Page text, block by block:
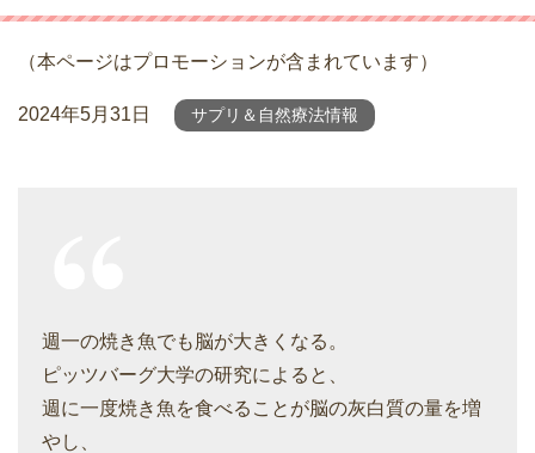
（本ページはプロモーションが含まれています）
2024年5月31日 サプリ＆自然療法情報
週一の焼き魚でも脳が大きくなる。
ピッツバーグ大学の研究によると、
週に一度焼き魚を食べることが脳の灰白質の量を増
やし、